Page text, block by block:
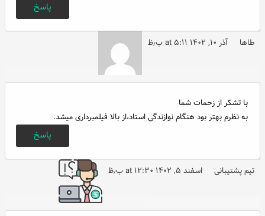
پاسخ
طاها آذر ۱۰, ۱۴۰۲ at ۵:۱۱ ب٫ظ
با تشکر از زحمات شما
به نظرم بهتر بود هنگام نوازندگی استاد،از بالا فیلمبرداری میشد.
پاسخ
تیم پشتیبانی اسفند ۵, ۱۴۰۲ at ۱۲:۳۰ ب٫ظ